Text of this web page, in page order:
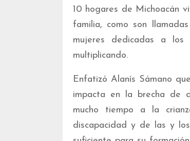
10 hogares de Michoacán
familia, como son
mujeres dedicadas a los
multiplicando.
Enfatizó Alanís Sámano
impacta en la brecha de
mucho tiempo a la
discapacidad y de las y